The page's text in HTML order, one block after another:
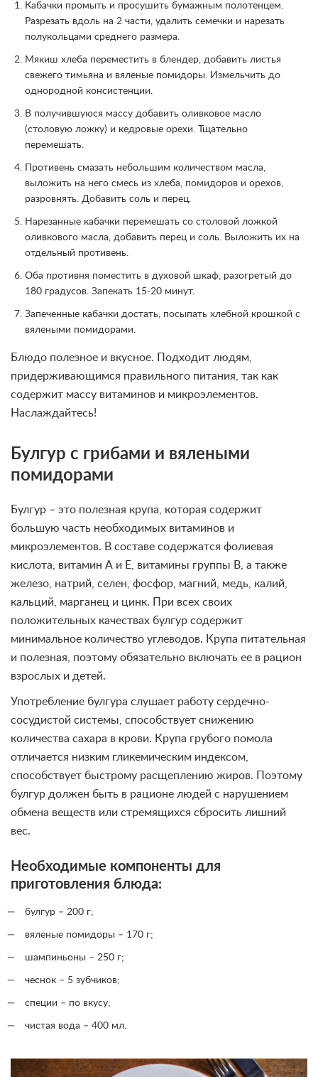
Кабачки промыть и просушить бумажным полотенцем.
Разрезать вдоль на 2 части, удалить семечки и нарезать
полукольцами среднего размера.
Мякиш хлеба переместить в блендер, добавить листья
свежего тимьяна и вяленые помидоры. Измельчить до
однородной консистенции.
В получившуюся массу добавить оливковое масло
(столовую ложку) и кедровые орехи. Тщательно
перемешать.
Противень смазать небольшим количеством масла,
выложить на него смесь из хлеба, помидоров и орехов,
разровнять. Добавить соль и перец.
Нарезанные кабачки перемешать со столовой ложкой
оливкового масла, добавить перец и соль. Выложить их на
отдельный противень.
Оба противня поместить в духовой шкаф, разогретый до
180 градусов. Запекать 15-20 минут.
Запеченные кабачки достать, посыпать хлебной крошкой с
вялеными помидорами.
Блюдо полезное и вкусное. Подходит людям,
придерживающимся правильного питания, так как
содержит массу витаминов и микроэлементов.
Наслаждайтесь!
Булгур с грибами и вялеными
помидорами
Булгур – это полезная крупа, которая содержит
большую часть необходимых витаминов и
микроэлементов. В составе содержатся фолиевая
кислота, витамин А и Е, витамины группы В, а также
железо, натрий, селен, фосфор, магний, медь, калий,
кальций, марганец и цинк. При всех своих
положительных качествах булгур содержит
минимальное количество углеводов. Крупа питательная
и полезная, поэтому обязательно включать ее в рацион
взрослых и детей.
Употребление булгура слушает работу сердечно-
сосудистой системы, способствует снижению
количества сахара в крови. Крупа грубого помола
отличается низким гликемическим индексом,
способствует быстрому расщеплению жиров. Поэтому
булгур должен быть в рационе людей с нарушением
обмена веществ или стремящихся сбросить лишний
вес.
Необходимые компоненты для
приготовления блюда:
булгур – 200 г;
вяленые помидоры – 170 г;
шампиньоны – 250 г;
чеснок – 5 зубчиков;
специи – по вкусу;
чистая вода – 400 мл.